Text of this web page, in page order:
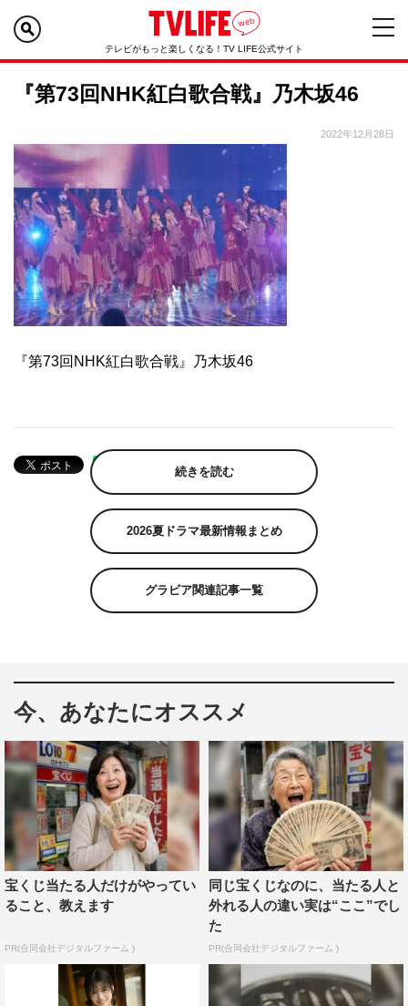
テレビがもっと楽しくなる！TV LIFE公式サイト
『第73回NHK紅白歌合戦』乃木坂46
2022年12月28日
『第73回NHK紅白歌合戦』乃木坂46
続きを読む
2026夏ドラマ最新情報まとめ
グラビア関連記事一覧
今、あなたにオススメ
宝くじ当たる人だけがやってい
ること、教えます
PR(合同会社デジタルファーム )
同じ宝くじなのに、当たる人と
外れる人の違い実は“ここ”でし
た
PR(合同会社デジタルファーム )